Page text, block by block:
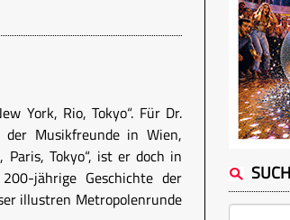
York, Rio, Tokyo“. Für Dr.
der Musikfreunde in Wien,
Tokyo“, ist er doch in
jährige Geschichte der
illustren Metropolenrunde